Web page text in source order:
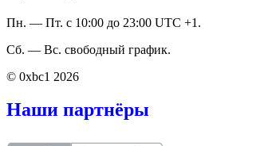
Пн. — Пт. с 10:00 до 23:00 UTC +1.
Сб. — Вс. свободный график.
© 0xbc1 2026
Наши партнёры